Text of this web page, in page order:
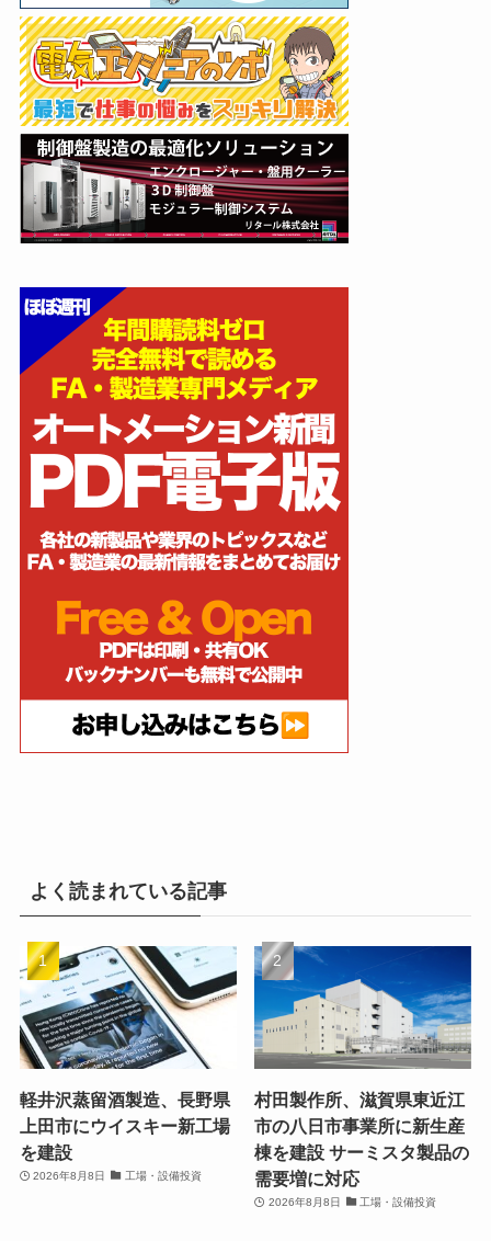
よく読まれている記事
軽井沢蒸留酒製造、長野県
上田市にウイスキー新工場
を建設
2026年8月8日 工場・設備投資
村田製作所、滋賀県東近江
市の八日市事業所に新生産
棟を建設 サーミスタ製品の
需要増に対応
2026年8月8日 工場・設備投資